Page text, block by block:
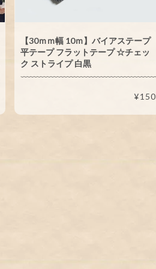
【30ｍｍ幅 10ｍ】バイアステープ
平テープ フラットテープ ☆チェッ
ク ストライプ 白黒
¥150